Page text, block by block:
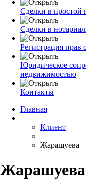
Сделки в простой
Сделки в
Регистрация прав
Юридическое
недвижимостью
Контакты
Главная
Клиент
Жарашуева
Жарашуева